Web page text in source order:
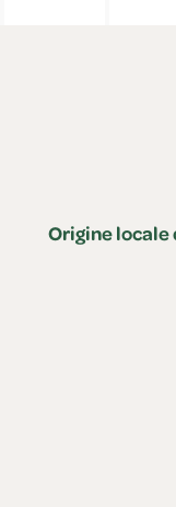
Origine